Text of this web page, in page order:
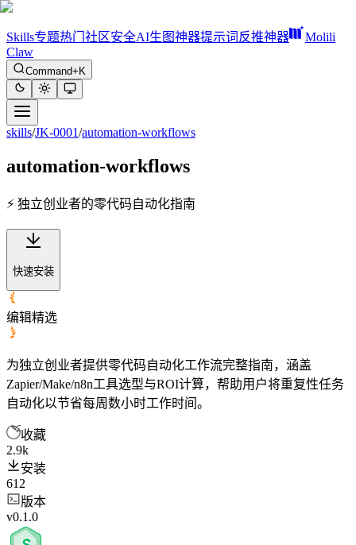
Skills专题热门 社区安全AI生图神器提示词反推神器
Molili
Claw
Command+K
skills/JK-0001/automation-workflows
automation-workflows
⚡ 独立创业者的零代码自动化指南
快速安装
编辑精选
为独立创业者提供零代码自动化工作流完整指南，涵盖
Zapier/Make/n8n工具选型与ROI计算，帮助用户将重复性任务
自动化以节省每周数小时工作时间。
收藏
2.9k
安装
612
版本
v0.1.0